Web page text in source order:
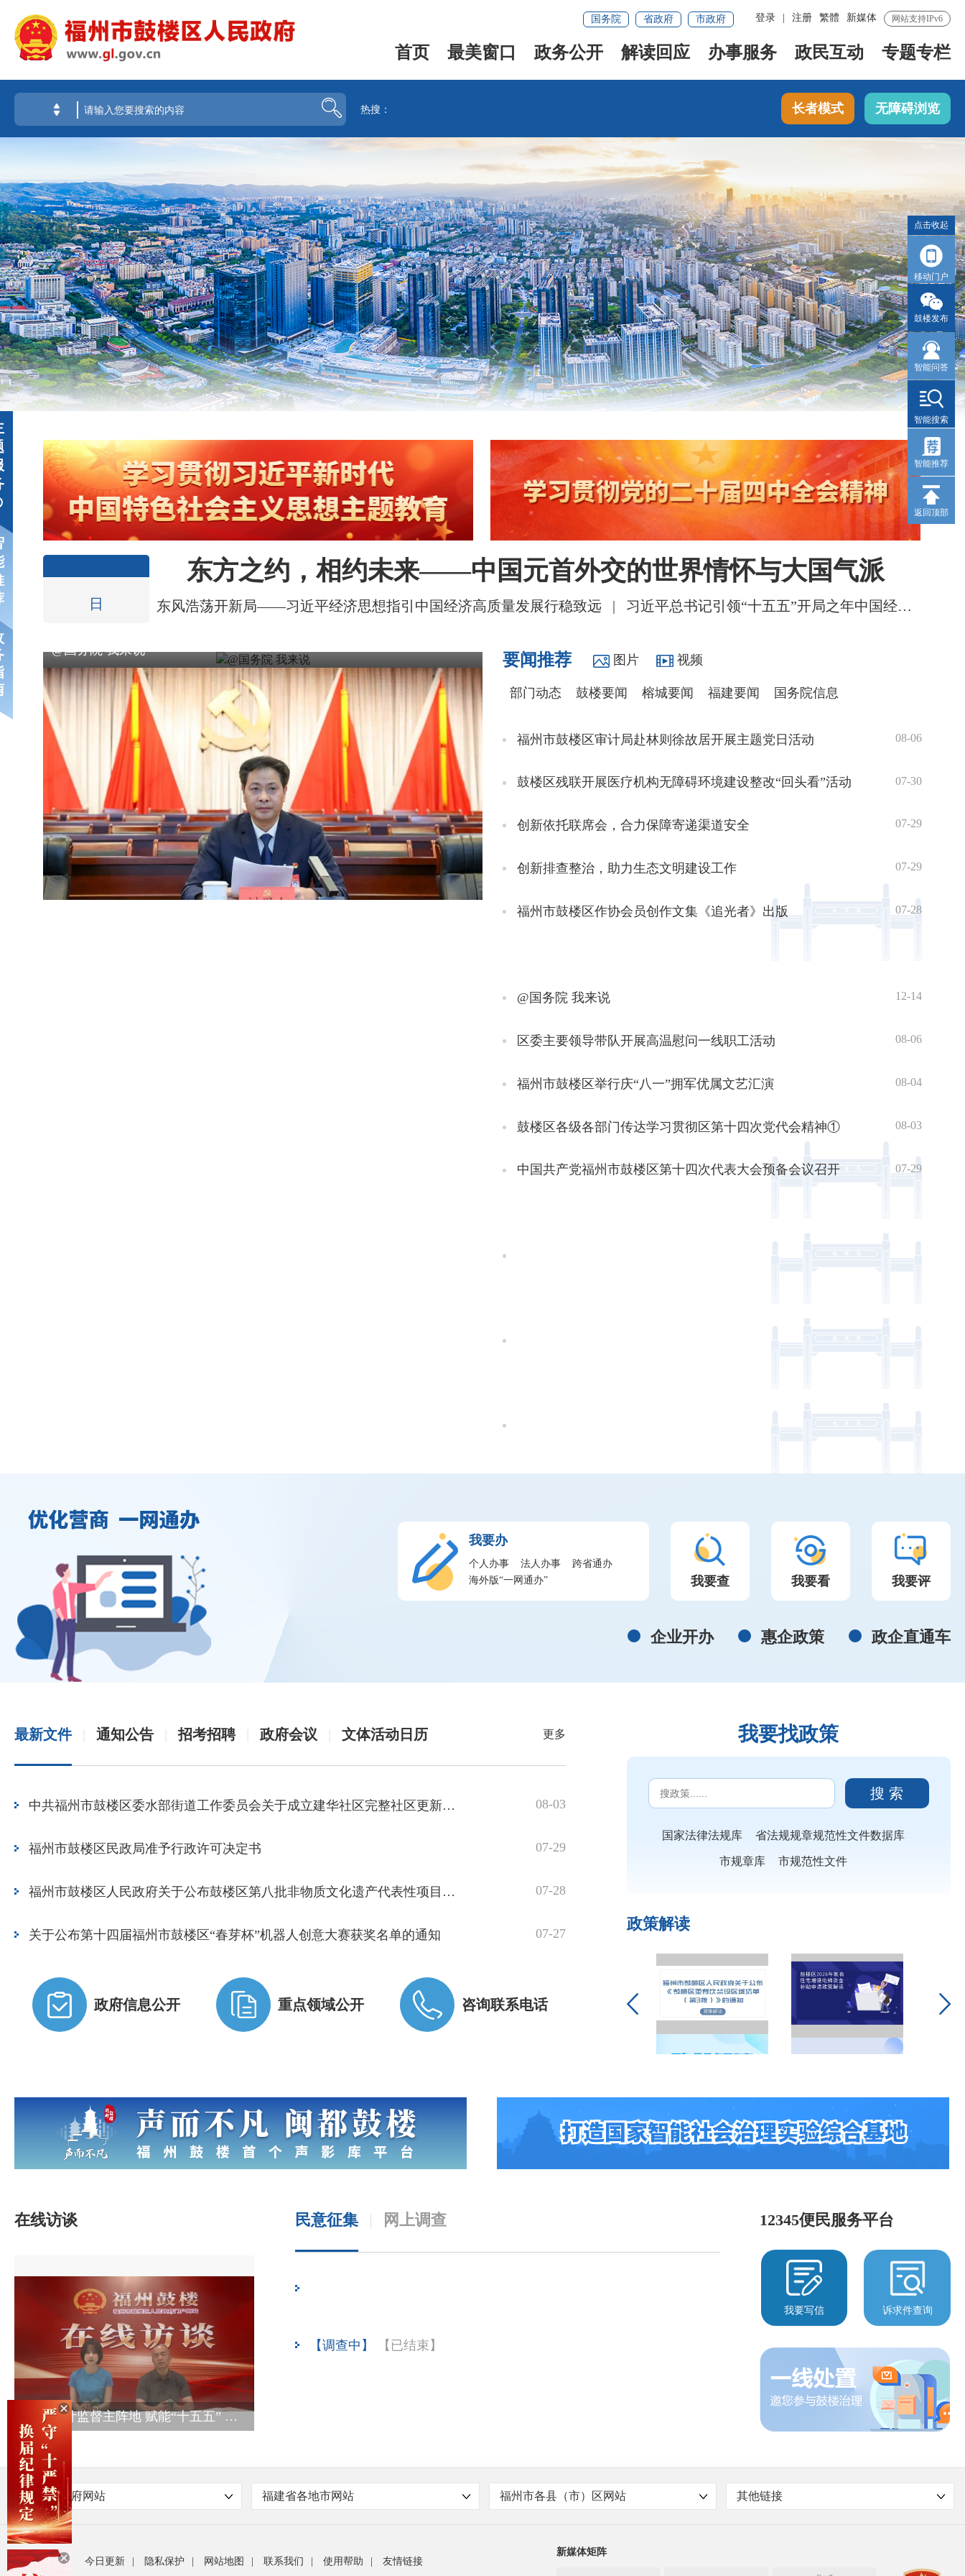
网站支持IPv6
新媒体
繁體
登录 注册
国务院 省政府 市政府
首页 最美窗口 政务公开 解读回应 办事服务 政民互动 专题专栏
热搜： 长者模式 无障碍浏览
日
东方之约，相约未来——中国元首外交的世界情怀与大国气派
东风浩荡开新局——习近平经济思想指引中国经济高质量发展行稳致远 | 习近平总书记引领“十五五”开局之年中国经济破浪前行
@国务院 我来说
全国第一！鼓楼“红领巾讲解员”张媛熙，好样的！
文明繁花遍地开！鼓楼多彩实践点亮群众幸福生活
鼓楼区委主要领导调研华侨新村
要闻推荐 图片 视频
部门动态 鼓楼要闻 榕城要闻 福建要闻 国务院信息
08-06
福州市鼓楼区审计局赴林则徐故居开展主题党日活动
07-30
鼓楼区残联开展医疗机构无障碍环境建设整改“回头看”活动
07-29
创新依托联席会，合力保障寄递渠道安全
07-29
创新排查整治，助力生态文明建设工作
07-28
福州市鼓楼区作协会员创作文集《追光者》出版
12-14
@国务院 我来说
08-06
区委主要领导带队开展高温慰问一线职工活动
08-04
福州市鼓楼区举行庆“八一”拥军优属文艺汇演
08-03
鼓楼区各级各部门传达学习贯彻区第十四次党代会精神①
07-29
中国共产党福州市鼓楼区第十四次代表大会预备会议召开
我要办
个人办事 法人办事
跨省通办
海外版“一网通办”
我要查 我要看 我要评
企业开办 惠企政策 政企直通车
最新文件 通知公告 招考招聘 政府会议 文体活动日历 更多
08-03
中共福州市鼓楼区委水部街道工作委员会关于成立建华社区完整社区更新项目领导小组及工作机构的通知
07-29
福州市鼓楼区民政局准予行政许可决定书
07-28
福州市鼓楼区人民政府关于公布鼓楼区第八批非物质文化遗产代表性项目名录的通知
07-27
关于公布第十四届福州市鼓楼区“春芽杯”机器人创意大赛获奖名单的通知
03-24
区委巡察一组进驻区卫健局开展巡察“回头看”
08-06
福州市鼓楼区群众投诉转办及被督察对象查处情况一览表（第15批）
福州热选电子商务有限公司2026年公开招聘公告
2026年度福州市鼓楼区住房和建设局编外聘用人员招聘公告
区十八届政府召开党组会议和第155次常务会议
区十八届政府召开党组会议和第154次常务会议
政府信息公开 重点领域公开 咨询联系电话
我要找政策
搜 索
国家法律法规库 省法规规章规范性文件数据库
市规章库 市规范性文件
政策解读
在线访谈
守牢审计监督主阵地 赋能“十五五” 高质量发展
民意征集 网上调查
【调查中】 【已结束】
12345便民服务平台
我要写信 诉求件查询
福建省政府网站 福建省各地市网站 福州市各县（市）区网站 其他链接
今日更新 隐私保护 网站地图 联系我们 使用帮助 友情链接
新媒体矩阵
点击收起
移动门户
鼓楼发布
智能问答
智能搜索
智能推荐
返回顶部